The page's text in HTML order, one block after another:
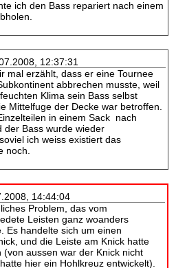
ich den Bass repariert nach einem
12:37:31
mal erzählt, dass er eine Tournee
abbrechen musste, weil
Klima sein Bass selbst
Mittelfuge der Decke war betroffen.
in einem Sack nach
der Bass wurde wieder
ich weiss existiert das
noch.
14:44:04
Problem, das vom
Leisten ganz woanders
Es handelte sich um einen
und die Leiste am Knick hatte
aussen war der Knick nicht
hier ein Hohlkreuz entwickelt).